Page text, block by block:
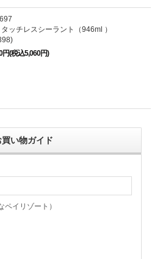
ッチレスシーラント（946ml ）
円(税込5,060円)
買い物ガイド
ペイリゾート）